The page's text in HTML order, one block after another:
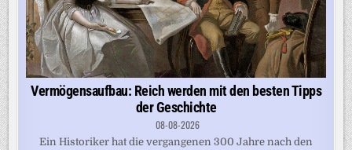
Vermögensaufbau: Reich werden mit den besten Tipps
der Geschichte
08-08-2026
Ein Historiker hat die vergangenen 300 Jahre nach den